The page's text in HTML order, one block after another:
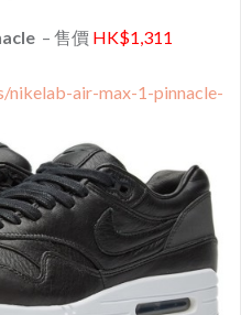
– 售價 HK$1,311
nikelab-air-max-1-pinnacle-